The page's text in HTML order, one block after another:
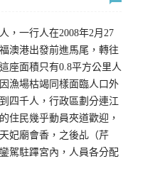
，一行人在2008年2月27
澳港出發前進馬尾，轉往
座面積只有0.8平方公里人
漁場枯竭同樣面臨人口外
四千人，行政區劃分連江
住民幾乎動員夾道歡迎，
妃廟會香，之後乩（芹
駕駐蹕宮內，人員各分配